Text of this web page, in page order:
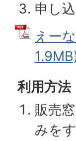
申し
えー
利用方法
販売
みをす